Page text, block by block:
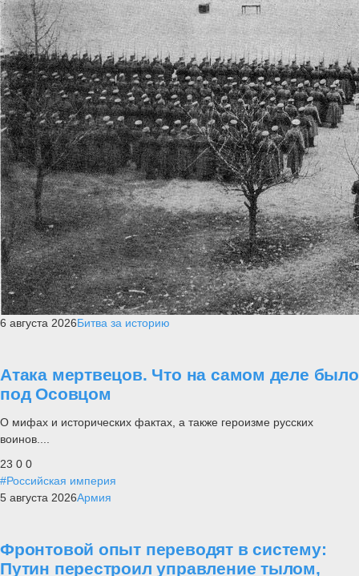
6 августа 2026Битва за историю
Атака мертвецов. Что на самом деле было
под Осовцом
О мифах и исторических фактах, а также героизме русских
воинов....
23 0 0
#Российская империя
5 августа 2026Армия
Фронтовой опыт переводят в систему:
Путин перестроил управление тылом,